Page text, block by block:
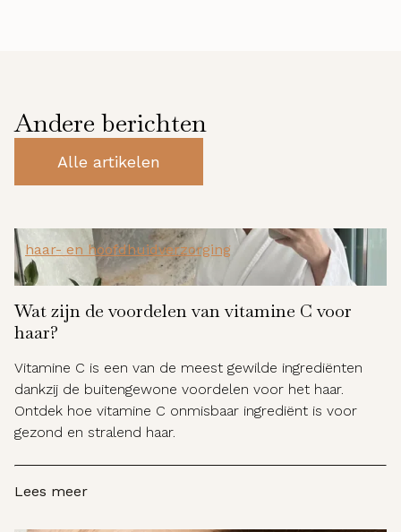
Andere berichten
Alle artikelen
haar- en hoofdhuidverzorging
Wat zijn de voordelen van vitamine C voor
haar?
Vitamine C is een van de meest gewilde ingrediënten
dankzij de buitengewone voordelen voor het haar.
Ontdek hoe vitamine C onmisbaar ingrediënt is voor
gezond en stralend haar.
Lees meer